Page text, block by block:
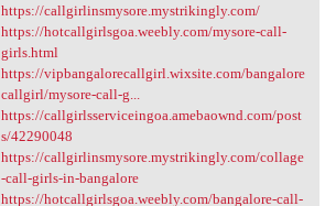
https://callgirlinsmysore.mystrikingly.com/
https://hotcallgirlsgoa.weebly.com/mysore-call-
girls.html
https://vipbangalorecallgirl.wixsite.com/bangalore
callgirl/mysore-call-g...
https://callgirlsserviceingoa.amebaownd.com/post
s/42290048
https://callgirlinsmysore.mystrikingly.com/collage
-call-girls-in-bangalore
https://hotcallgirlsgoa.weebly.com/bangalore-call-